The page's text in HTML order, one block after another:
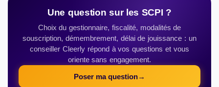
Une question sur les SCPI ?
Choix du gestionnaire, fiscalité, modalités de
souscription, démembrement, délai de jouissance : un
conseiller Cleerly répond à vos questions et vous
oriente sans engagement.
Poser ma question→